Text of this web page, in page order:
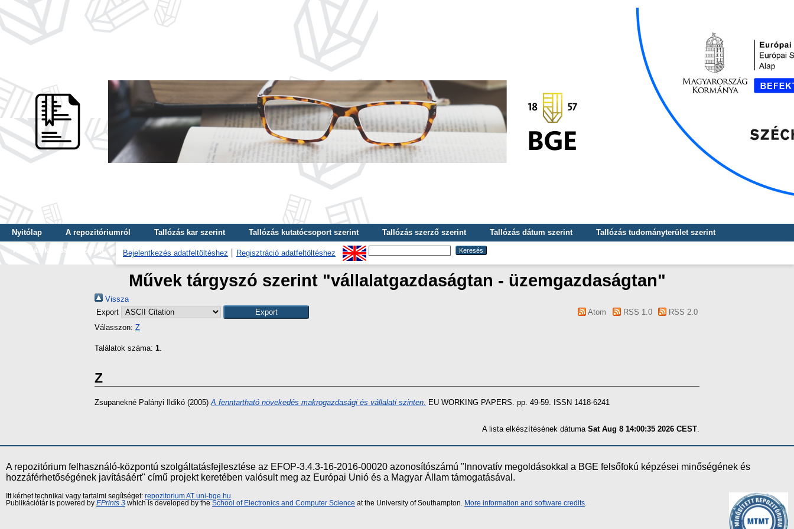
Nyitólap A repozitóriumról Tallózás kar szerint Tallózás kutatócsoport szerint Tallózás szerző szerint Tallózás dátum szerint
Tallózás tudományterület szerint
Tallózás kulcsszó szerint
Bejelentkezés adatfeltöltéshez Regisztráció adatfeltöltéshez
Művek tárgyszó szerint "vállalatgazdaságtan - üzemgazdaságtan"
Vissza
Export
Atom RSS 1.0
RSS 2.0
Válasszon: Z
Találatok száma: 1.
Z
Zsupanekné Palányi Ildikó (2005)A fenntartható növekedés makrogazdasági és vállalati szinten. EU WORKING PAPERS. pp. 49-59. ISSN 1418-6241
A lista elkészítésének dátuma Sat Aug 8 14:00:35 2026 CEST.
A repozitórium felhasználó-központú szolgáltatásfejlesztése az EFOP-3.4.3-16-2016-00020 azonosítószámú "Innovatív megoldásokkal a BGE felsőfokú képzései minőségének és
hozzáférhetőségének javításáért" című projekt keretében valósult meg az Európai Unió és a Magyar Állam támogatásával.
Itt kérhet technikai vagy tartalmi segítséget: repozitorium AT uni-bge.hu
Publikációtár is powered by EPrints 3 which is developed by the School of Electronics and Computer Science at the University of Southampton. More information and software credits